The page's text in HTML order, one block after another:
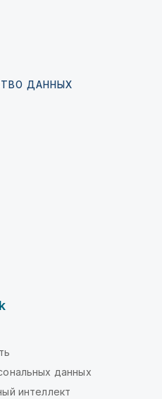
ДАННЫХ
данных
интеллект